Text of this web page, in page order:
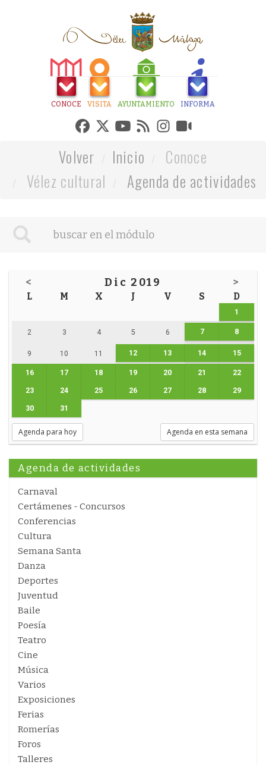
CONOCE VISITA AYUNTAMIENTO INFORMA
Volver Inicio
Conoce
Vélez cultural
Agenda de actividades
< Dic 2019 >
L M X J V S D
1
2 3 4 5 6 7 8
9 10 11 12 13 14 15
16 17 18 19 20 21 22
23 24 25 26 27 28 29
30 31
Agenda para hoy Agenda en esta semana
Agenda de actividades
Carnaval
Certámenes - Concursos
Conferencias
Cultura
Semana Santa
Danza
Deportes
Juventud
Baile
Poesía
Teatro
Cine
Música
Varios
Exposiciones
Ferias
Romerías
Foros
Talleres